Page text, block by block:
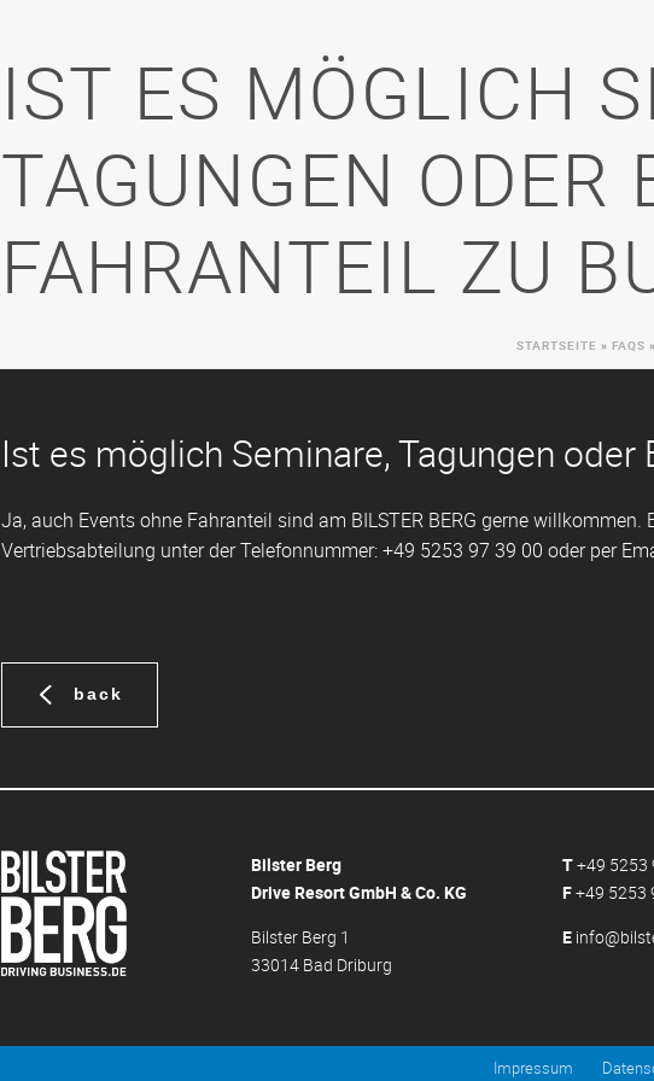
IST ES MÖGLICH
TAGUNGEN ODER
FAHRANTEIL ZU
STARTSEITE » FAQS »
Ist es möglich Seminare, Tagungen
Ja, auch Events ohne Fahranteil sind am BILSTER BERG gerne
Vertriebsabteilung unter der Telefonnummer: +49 5253 97 39 00 oder per
back
Bilster Berg
Drive Resort GmbH & Co. KG
Bilster Berg 1
33014 Bad Driburg
T+49 5253
F+49 5253
E
Impressum